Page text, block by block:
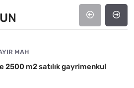
MAH
2500 m2 satılık gayrimenkul